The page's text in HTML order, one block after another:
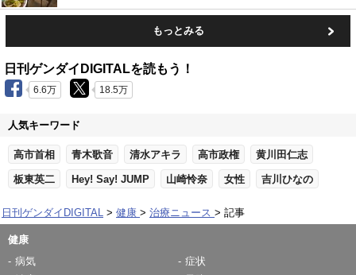
もっとみる
日刊ゲンダイDIGITALを読もう！
6.6万 18.5万
人気キーワード
高市首相 青木歌音 清水アキラ 高市政権 黄川田仁志
板東英二 Hey! Say! JUMP 山崎怜奈 女性 吉川ひなの
日刊ゲンダイDIGITAL 健康 治療ニュース 記事
健康
病気
症状